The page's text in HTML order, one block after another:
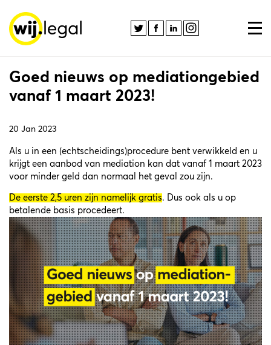
Goed nieuws op mediationgebied
vanaf 1 maart 2023!
20 Jan 2023
Als u in een (echtscheidings)procedure bent verwikkeld en u
krijgt een aanbod van mediation kan dat vanaf 1 maart 2023
voor minder geld dan normaal het geval zou zijn.
De eerste 2,5 uren zijn namelijk gratis. Dus ook als u op
betalende basis procedeert.